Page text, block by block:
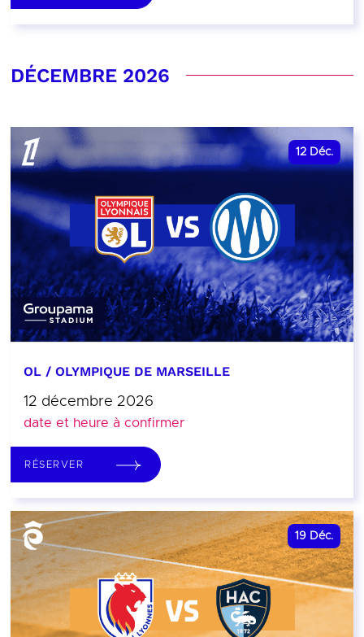
DÉCEMBRE 2026
12 Déc.
OL / OLYMPIQUE DE MARSEILLE
12 décembre 2026
date et heure à confirmer
RÉSERVER
19 Déc.